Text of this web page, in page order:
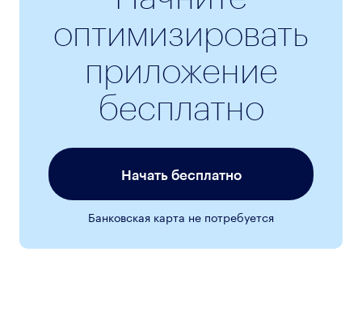
оптимизировать
приложение
бесплатно
Начать бесплатно
Банковская карта не потребуется